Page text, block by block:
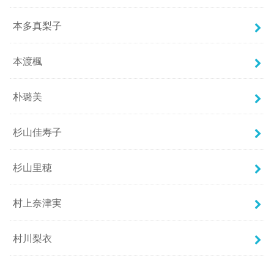
本多真梨子
本渡楓
朴璐美
杉山佳寿子
杉山里穂
村上奈津実
村川梨衣